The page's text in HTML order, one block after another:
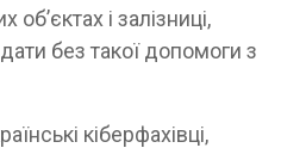
і залізниці,
без такої допомоги з
кіберфахівці,